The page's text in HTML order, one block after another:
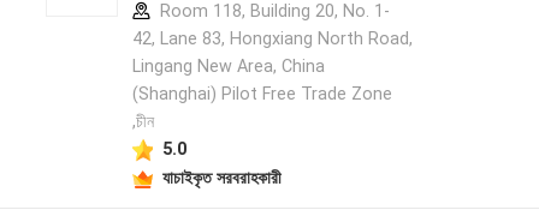
Room 118, Building 20, No. 1-
42, Lane 83, Hongxiang North Road,
Lingang New Area, China
(Shanghai) Pilot Free Trade Zone
,চীন
5.0
যাচাইকৃত সরবরাহকারী